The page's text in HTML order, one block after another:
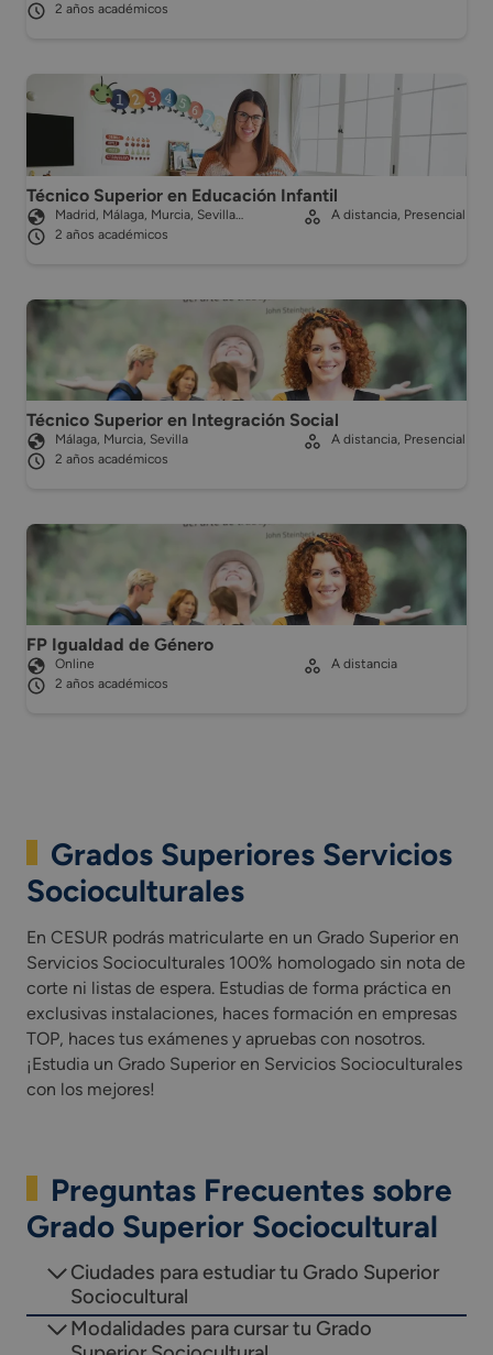
2 años académicos
Técnico Superior en Educación Infantil
Madrid, Málaga, Murcia, Sevilla…
2 años académicos
A distancia, Presencial
Técnico Superior en Integración Social
Málaga, Murcia, Sevilla
2 años académicos
A distancia, Presencial
FP Igualdad de Género
Online
2 años académicos
A distancia
Grados Superiores Servicios
Socioculturales
En CESUR podrás matricularte en un Grado Superior en
Servicios Socioculturales 100% homologado sin nota de
corte ni listas de espera. Estudias de forma práctica en
exclusivas instalaciones, haces formación en empresas
TOP, haces tus exámenes y apruebas con nosotros.
¡Estudia un Grado Superior en Servicios Socioculturales
con los mejores!
Preguntas Frecuentes sobre
Grado Superior Sociocultural
Ciudades para estudiar tu Grado Superior
Sociocultural
Modalidades para cursar tu Grado